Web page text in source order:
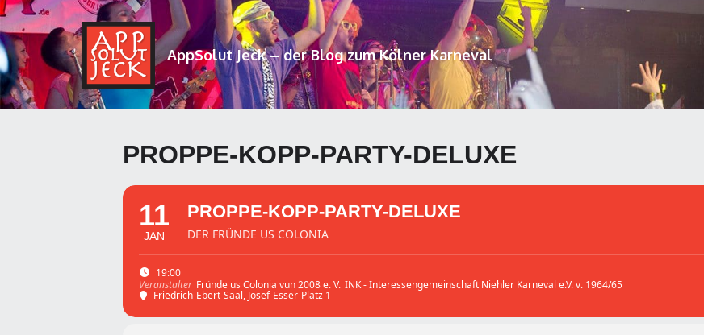
AppSolut Jeck – der Blog zum Kölner Karneval
PROPPE-KOPP-PARTY-DELUXE
19:00
Veranstalter Fründe us Colonia vun 2008 e. V. INK - Interessengemeinschaft Niehler Karneval e.V. v. 1964/65
Friedrich-Ebert-Saal, Josef-Esser-Platz 1
11
JAN
PROPPE-KOPP-PARTY-DELUXE
DER FRÜNDE US COLONIA